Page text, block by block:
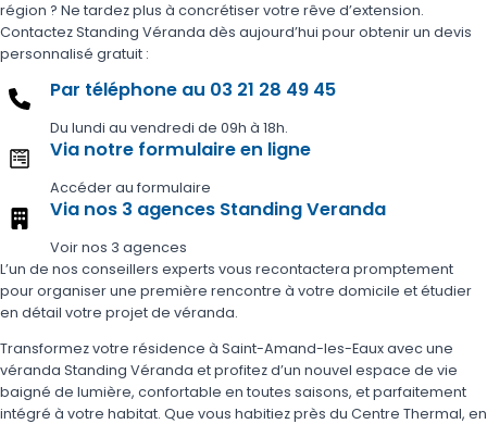
région ? Ne tardez plus à concrétiser votre rêve d’extension.
Contactez Standing Véranda dès aujourd’hui pour obtenir un devis
personnalisé gratuit :
Par téléphone au 03 21 28 49 45
Du lundi au vendredi de 09h à 18h.
Via notre formulaire en ligne
Accéder au formulaire
Via nos 3 agences Standing Veranda
Voir nos 3 agences
L’un de nos conseillers experts vous recontactera promptement
pour organiser une première rencontre à votre domicile et étudier
en détail votre projet de véranda.
Transformez votre résidence à Saint-Amand-les-Eaux avec une
véranda Standing Véranda et profitez d’un nouvel espace de vie
baigné de lumière, confortable en toutes saisons, et parfaitement
intégré à votre habitat. Que vous habitiez près du Centre Thermal, en